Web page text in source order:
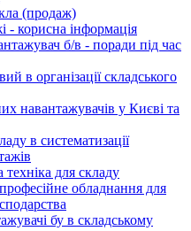
(продаж)
- корисна інформація
б/в - поради під час
в організації складського
навантажувачів у Києві та
в систематизації
техніка для складу
обладнання для
бу в складському